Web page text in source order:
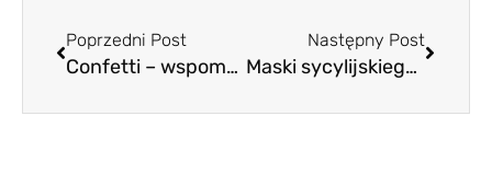
Poprzedni Post
Confetti – wspomnienie o ważnym wydarzeniu
Następny Post
Maski sycylijskiego karnawału (Le maschere siciliane)